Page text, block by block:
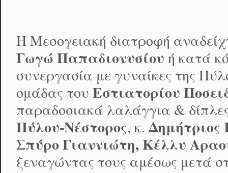
H Μεσογειακή διατροφή
Γωγώ Παπαδιονυσίου ή κατά
συνεργασία με γυναίκες της
ομάδας του Εστιατορίου
παραδοσιακά λαλάγγια &
Πύλου-Νέστορος, κ.
Σπύρο Γιαννιώτη, Κέλλυ
ξεναγώντας τους αμέσως μετά